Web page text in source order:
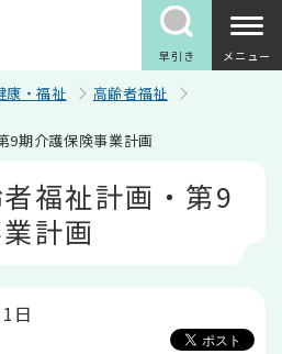
早引き メニュー
康・福祉
高齢者福祉
9期介護保険事業計画
福祉計画・第9
計画
日